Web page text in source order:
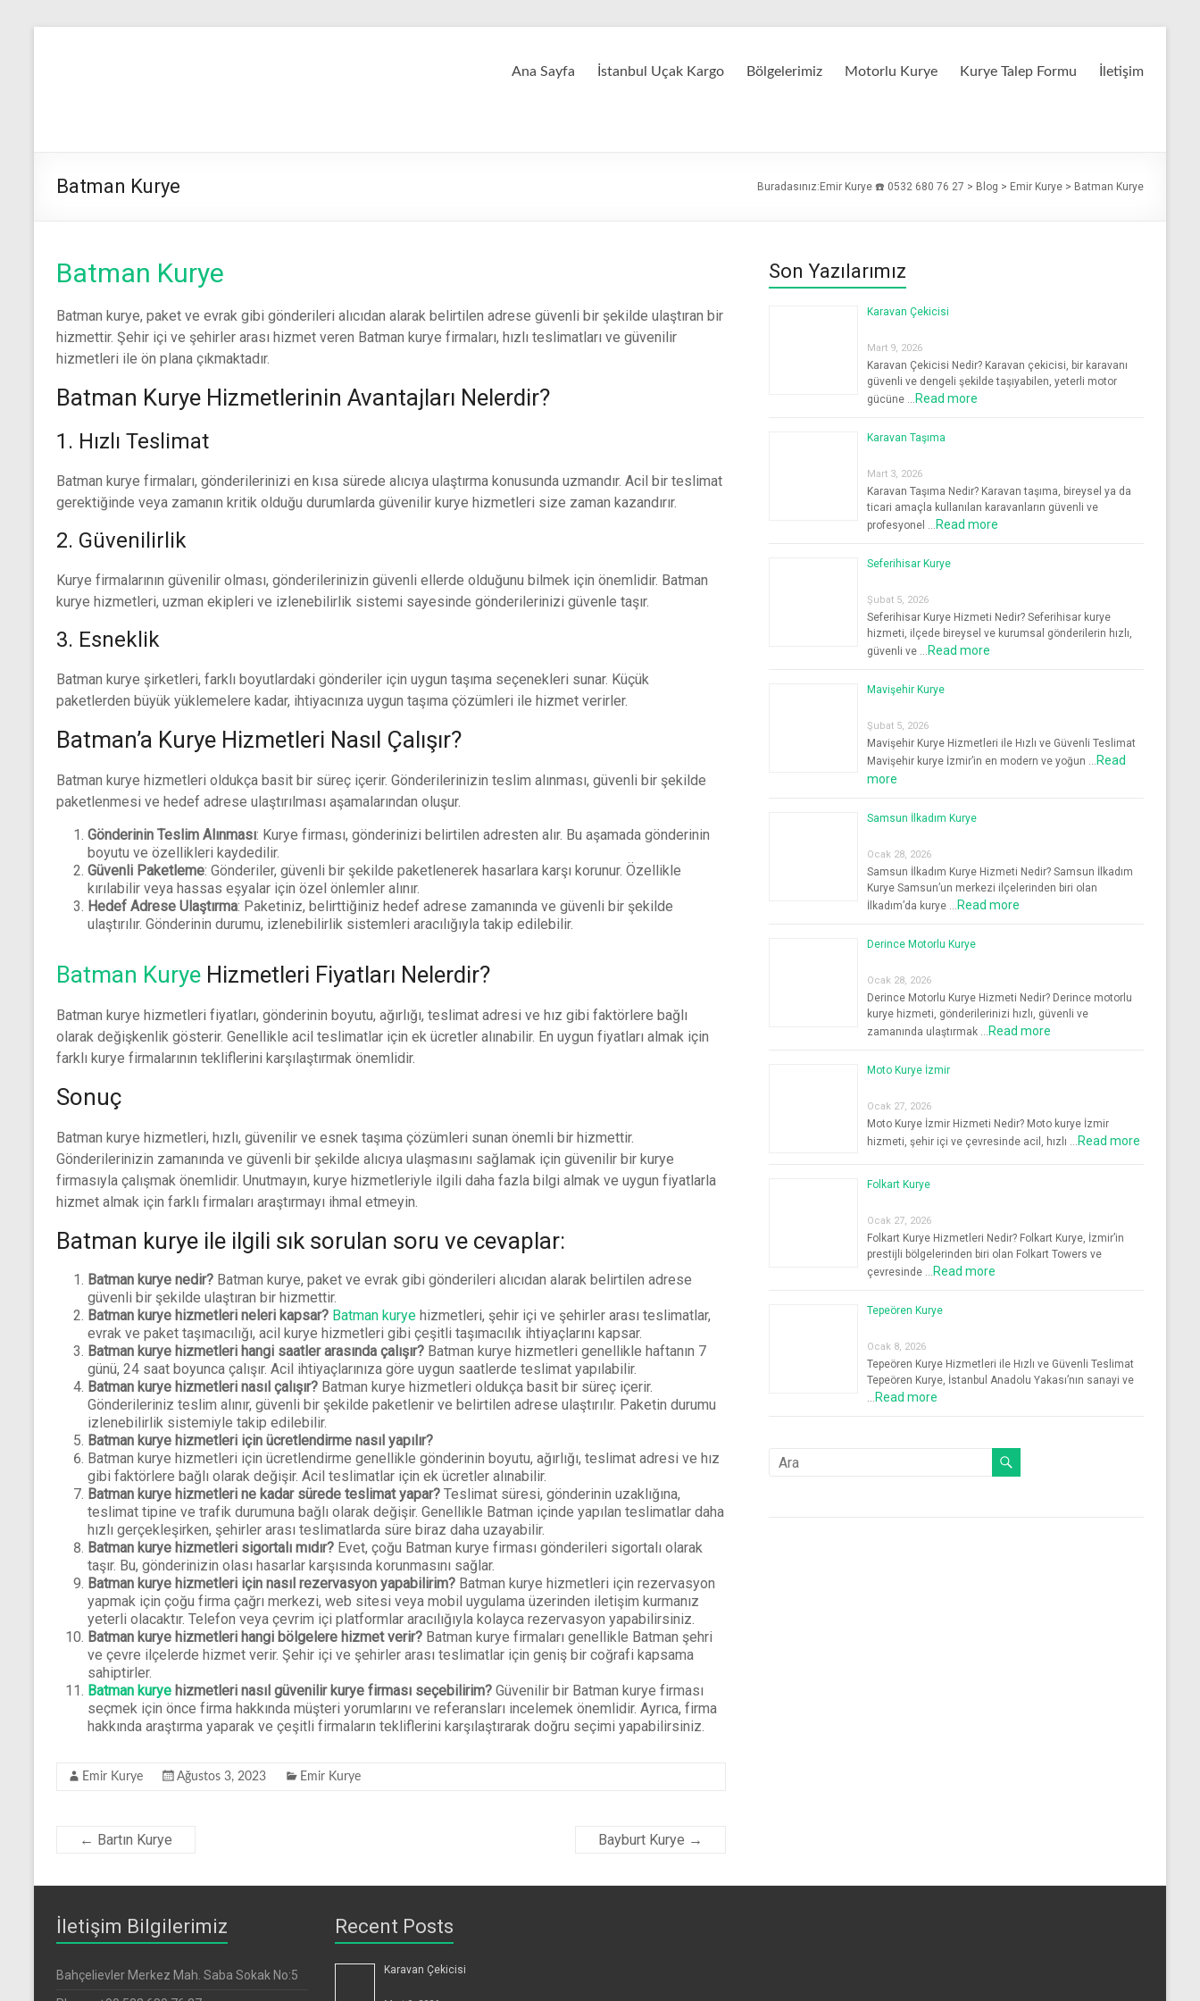
680
27
Uçak
Kargo
ve
Kurye
Ana Sayfa İstanbul Uçak Kargo Bölgelerimiz Motorlu Kurye Kurye Talep Formu İletişim
Batman Kurye Buradasınız: Emir Kurye ☎️ 0532 680 76 27 > Blog > Emir Kurye > Batman Kurye
Batman Kurye
Batman kurye, paket ve evrak gibi gönderileri alıcıdan alarak belirtilen adrese güvenli bir şekilde ulaştıran bir
hizmettir. Şehir içi ve şehirler arası hizmet veren Batman kurye firmaları, hızlı teslimatları ve güvenilir
hizmetleri ile ön plana çıkmaktadır.
Batman Kurye Hizmetlerinin Avantajları Nelerdir?
1. Hızlı Teslimat
Batman kurye firmaları, gönderilerinizi en kısa sürede alıcıya ulaştırma konusunda uzmandır. Acil bir teslimat
gerektiğinde veya zamanın kritik olduğu durumlarda güvenilir kurye hizmetleri size zaman kazandırır.
2. Güvenilirlik
Kurye firmalarının güvenilir olması, gönderilerinizin güvenli ellerde olduğunu bilmek için önemlidir. Batman
kurye hizmetleri, uzman ekipleri ve izlenebilirlik sistemi sayesinde gönderilerinizi güvenle taşır.
3. Esneklik
Batman kurye şirketleri, farklı boyutlardaki gönderiler için uygun taşıma seçenekleri sunar. Küçük
paketlerden büyük yüklemelere kadar, ihtiyacınıza uygun taşıma çözümleri ile hizmet verirler.
Batman’a Kurye Hizmetleri Nasıl Çalışır?
Batman kurye hizmetleri oldukça basit bir süreç içerir. Gönderilerinizin teslim alınması, güvenli bir şekilde
paketlenmesi ve hedef adrese ulaştırılması aşamalarından oluşur.
Gönderinin Teslim Alınması: Kurye firması, gönderinizi belirtilen adresten alır. Bu aşamada gönderinin
boyutu ve özellikleri kaydedilir.
Güvenli Paketleme: Gönderiler, güvenli bir şekilde paketlenerek hasarlara karşı korunur. Özellikle
kırılabilir veya hassas eşyalar için özel önlemler alınır.
Hedef Adrese Ulaştırma: Paketiniz, belirttiğiniz hedef adrese zamanında ve güvenli bir şekilde
ulaştırılır. Gönderinin durumu, izlenebilirlik sistemleri aracılığıyla takip edilebilir.
Batman Kurye Hizmetleri Fiyatları Nelerdir?
Batman kurye hizmetleri fiyatları, gönderinin boyutu, ağırlığı, teslimat adresi ve hız gibi faktörlere bağlı
olarak değişkenlik gösterir. Genellikle acil teslimatlar için ek ücretler alınabilir. En uygun fiyatları almak için
farklı kurye firmalarının tekliflerini karşılaştırmak önemlidir.
Sonuç
Batman kurye hizmetleri, hızlı, güvenilir ve esnek taşıma çözümleri sunan önemli bir hizmettir.
Gönderilerinizin zamanında ve güvenli bir şekilde alıcıya ulaşmasını sağlamak için güvenilir bir kurye
firmasıyla çalışmak önemlidir. Unutmayın, kurye hizmetleriyle ilgili daha fazla bilgi almak ve uygun fiyatlarla
hizmet almak için farklı firmaları araştırmayı ihmal etmeyin.
Batman kurye ile ilgili sık sorulan soru ve cevaplar:
Batman kurye nedir? Batman kurye, paket ve evrak gibi gönderileri alıcıdan alarak belirtilen adrese
güvenli bir şekilde ulaştıran bir hizmettir.
Batman kurye hizmetleri neleri kapsar? Batman kurye hizmetleri, şehir içi ve şehirler arası teslimatlar,
evrak ve paket taşımacılığı, acil kurye hizmetleri gibi çeşitli taşımacılık ihtiyaçlarını kapsar.
Batman kurye hizmetleri hangi saatler arasında çalışır? Batman kurye hizmetleri genellikle haftanın 7
günü, 24 saat boyunca çalışır. Acil ihtiyaçlarınıza göre uygun saatlerde teslimat yapılabilir.
Batman kurye hizmetleri nasıl çalışır? Batman kurye hizmetleri oldukça basit bir süreç içerir.
Gönderileriniz teslim alınır, güvenli bir şekilde paketlenir ve belirtilen adrese ulaştırılır. Paketin durumu
izlenebilirlik sistemiyle takip edilebilir.
Batman kurye hizmetleri için ücretlendirme nasıl yapılır?
Batman kurye hizmetleri için ücretlendirme genellikle gönderinin boyutu, ağırlığı, teslimat adresi ve hız
gibi faktörlere bağlı olarak değişir. Acil teslimatlar için ek ücretler alınabilir.
Batman kurye hizmetleri ne kadar sürede teslimat yapar? Teslimat süresi, gönderinin uzaklığına,
teslimat tipine ve trafik durumuna bağlı olarak değişir. Genellikle Batman içinde yapılan teslimatlar daha
hızlı gerçekleşirken, şehirler arası teslimatlarda süre biraz daha uzayabilir.
Batman kurye hizmetleri sigortalı mıdır? Evet, çoğu Batman kurye firması gönderileri sigortalı olarak
taşır. Bu, gönderinizin olası hasarlar karşısında korunmasını sağlar.
Batman kurye hizmetleri için nasıl rezervasyon yapabilirim? Batman kurye hizmetleri için rezervasyon
yapmak için çoğu firma çağrı merkezi, web sitesi veya mobil uygulama üzerinden iletişim kurmanız
yeterli olacaktır. Telefon veya çevrim içi platformlar aracılığıyla kolayca rezervasyon yapabilirsiniz.
Batman kurye hizmetleri hangi bölgelere hizmet verir? Batman kurye firmaları genellikle Batman şehri
ve çevre ilçelerde hizmet verir. Şehir içi ve şehirler arası teslimatlar için geniş bir coğrafi kapsama
sahiptirler.
Batman kurye hizmetleri nasıl güvenilir kurye firması seçebilirim? Güvenilir bir Batman kurye firması
seçmek için önce firma hakkında müşteri yorumlarını ve referansları incelemek önemlidir. Ayrıca, firma
hakkında araştırma yaparak ve çeşitli firmaların tekliflerini karşılaştırarak doğru seçimi yapabilirsiniz.
Emir Kurye Ağustos 3, 2023 Emir Kurye
← Bartın Kurye Bayburt Kurye →
Son Yazılarımız
Karavan Çekicisi
Mart 9, 2026
Karavan Çekicisi Nedir? Karavan çekicisi, bir karavanı
güvenli ve dengeli şekilde taşıyabilen, yeterli motor
gücüne … Read more
Karavan Taşıma
Mart 3, 2026
Karavan Taşıma Nedir? Karavan taşıma, bireysel ya da
ticari amaçla kullanılan karavanların güvenli ve
profesyonel … Read more
Seferihisar Kurye
Şubat 5, 2026
Seferihisar Kurye Hizmeti Nedir? Seferihisar kurye
hizmeti, ilçede bireysel ve kurumsal gönderilerin hızlı,
güvenli ve … Read more
Mavişehir Kurye
Şubat 5, 2026
Mavişehir Kurye Hizmetleri ile Hızlı ve Güvenli Teslimat
Mavişehir kurye İzmir’in en modern ve yoğun … Read
more
Samsun İlkadım Kurye
Ocak 28, 2026
Samsun İlkadım Kurye Hizmeti Nedir? Samsun İlkadım
Kurye Samsun’un merkezi ilçelerinden biri olan
İlkadım’da kurye … Read more
Derince Motorlu Kurye
Ocak 28, 2026
Derince Motorlu Kurye Hizmeti Nedir? Derince motorlu
kurye hizmeti, gönderilerinizi hızlı, güvenli ve
zamanında ulaştırmak … Read more
Moto Kurye İzmir
Ocak 27, 2026
Moto Kurye İzmir Hizmeti Nedir? Moto kurye İzmir
hizmeti, şehir içi ve çevresinde acil, hızlı … Read more
Folkart Kurye
Ocak 27, 2026
Folkart Kurye Hizmetleri Nedir? Folkart Kurye, İzmir’in
prestijli bölgelerinden biri olan Folkart Towers ve
çevresinde … Read more
Tepeören Kurye
Ocak 8, 2026
Tepeören Kurye Hizmetleri ile Hızlı ve Güvenli Teslimat
Tepeören Kurye, İstanbul Anadolu Yakası’nın sanayi ve
… Read more
İletişim Bilgilerimiz
Bahçelievler Merkez Mah. Saba Sokak No:5
Recent Posts
Karavan Çekicisi